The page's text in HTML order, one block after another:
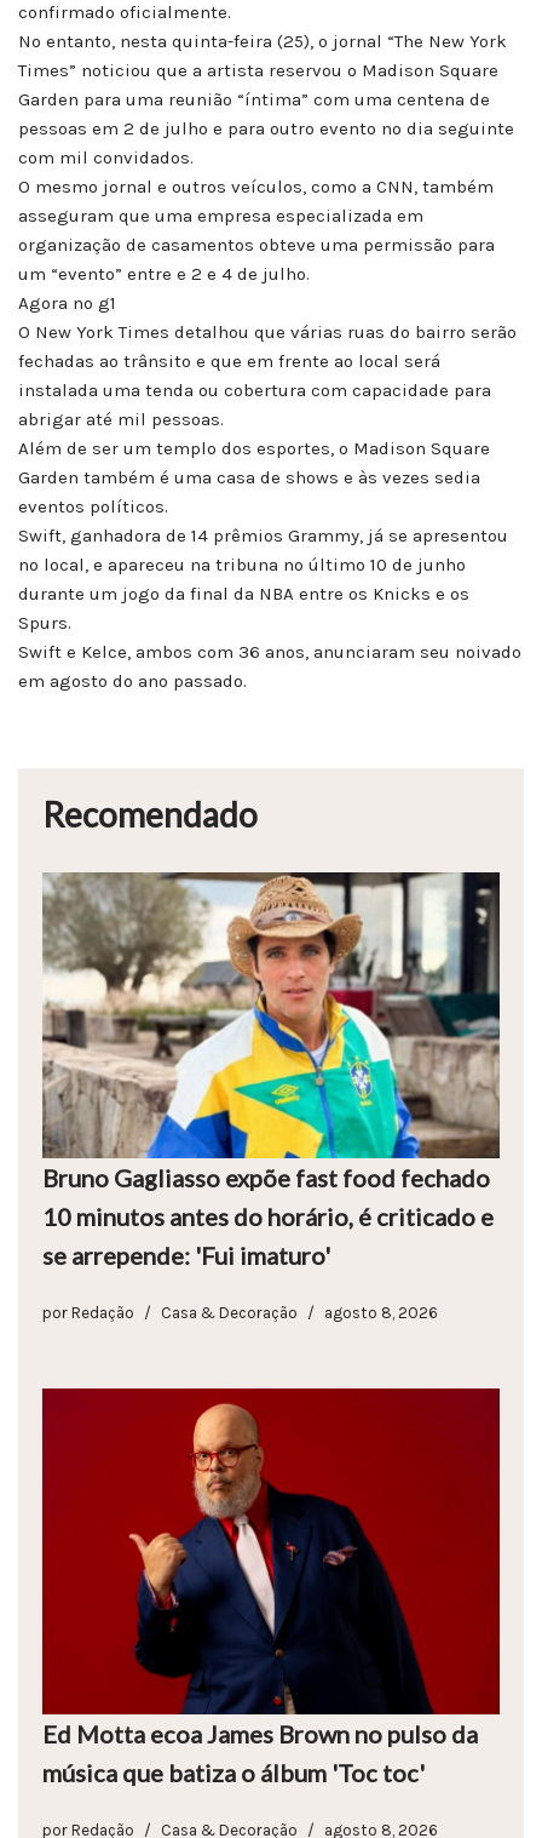
confirmado oficialmente.
No entanto, nesta quinta-feira (25), o jornal “The New York
Times” noticiou que a artista reservou o Madison Square
Garden para uma reunião “íntima” com uma centena de
pessoas em 2 de julho e para outro evento no dia seguinte
com mil convidados.
O mesmo jornal e outros veículos, como a CNN, também
asseguram que uma empresa especializada em
organização de casamentos obteve uma permissão para
um “evento” entre e 2 e 4 de julho.
Agora no g1
O New York Times detalhou que várias ruas do bairro serão
fechadas ao trânsito e que em frente ao local será
instalada uma tenda ou cobertura com capacidade para
abrigar até mil pessoas.
Além de ser um templo dos esportes, o Madison Square
Garden também é uma casa de shows e às vezes sedia
eventos políticos.
Swift, ganhadora de 14 prêmios Grammy, já se apresentou
no local, e apareceu na tribuna no último 10 de junho
durante um jogo da final da NBA entre os Knicks e os
Spurs.
Swift e Kelce, ambos com 36 anos, anunciaram seu noivado
em agosto do ano passado.
Recomendado
Bruno Gagliasso expõe fast food fechado
10 minutos antes do horário, é criticado e
se arrepende: 'Fui imaturo'
por Redação Casa & Decoração agosto 8, 2026
Ed Motta ecoa James Brown no pulso da
música que batiza o álbum 'Toc toc'
por Redação Casa & Decoração agosto 8, 2026